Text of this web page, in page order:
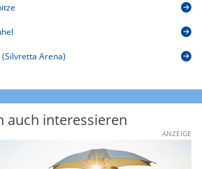
Arena)
auch interessieren
ANZEIGE